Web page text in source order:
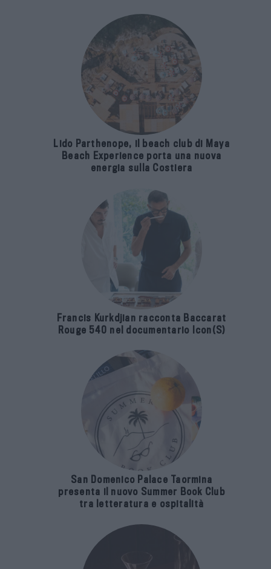
Lido Parthenope, il beach club di Maya
Beach Experience porta una nuova
energia sulla Costiera
Francis Kurkdjian racconta Baccarat
Rouge 540 nel documentario Icon(S)
San Domenico Palace Taormina
presenta il nuovo Summer Book Club
tra letteratura e ospitalità